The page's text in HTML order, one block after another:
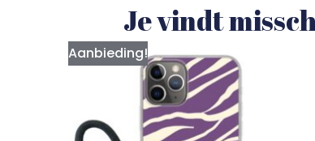
Je vindt
Aanbieding!